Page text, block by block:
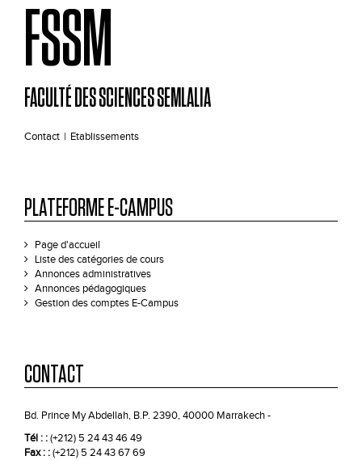
FSSM
FACULTÉ DES SCIENCES SEMLALIA
Contact | Etablissements
PLATEFORME E-CAMPUS
Page d'accueil
Liste des catégories de cours
Annonces administratives
Annonces pédagogiques
Gestion des comptes E-Campus
CONTACT
Bd. Prince My Abdellah, B.P. 2390, 40000 Marrakech -
Tél : :(+212) 5 24 43 46 49
Fax : :(+212) 5 24 43 67 69